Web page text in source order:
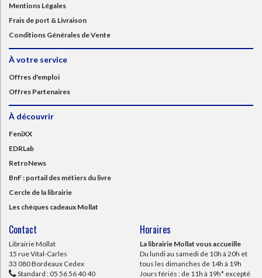
Mentions Légales
Frais de port & Livraison
Conditions Générales de Vente
À votre service
Offres d'emploi
Offres Partenaires
À découvrir
FeniXX
EDRLab
RetroNews
BnF : portail des métiers du livre
Cercle de la librairie
Les chèques cadeaux Mollat
Contact
Librairie Mollat
15 rue Vital-Carles
33 080 Bordeaux Cedex
Standard : 05 56 56 40 40
Horaires
La librairie Mollat vous accueille
Du lundi au samedi de 10h à 20h et
tous les dimanches de 14h à 19h
Jours fériés : de 11h à 19h* excepté